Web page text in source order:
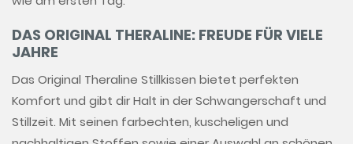
DAS ORIGINAL THERALINE: FREUDE FÜR VIELE
JAHRE
Das Original Theraline Stillkissen bietet perfekten
Komfort und gibt dir Halt in der Schwangerschaft und
Stillzeit. Mit seinen farbechten, kuscheligen und